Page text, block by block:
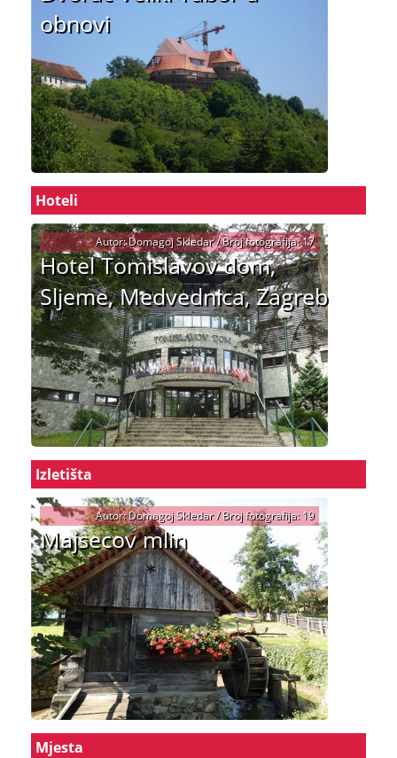
obnovi
Hoteli
Hotel Tomislavov dom,
Sljeme, Medvednica, Zagreb
Autor: Domagoj Skledar / Broj fotografija: 17
Izletišta
Majsecov mlin
Autor: Domagoj Skledar / Broj fotografija: 19
Mjesta